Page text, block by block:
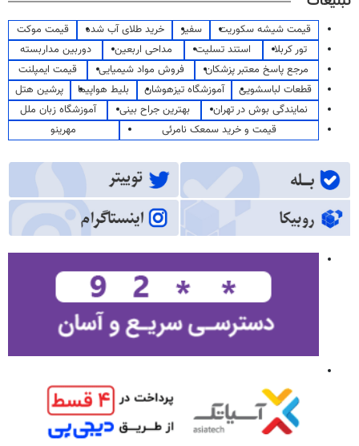
قیمت شیشه سکوریت سفیر خرید طلای آب شده
قیمت موکت
تور کربلا
استند تسلیت مداحی اربعین
دوربین مداربسته
مرجع پاسخ معتبر پزشکان
فروش مواد شیمیایی
قیمت ایمپلنت
قطعات لباسشویی
آموزشگاه تیزهوشان بلیط هواپیما
پرشین هتل
نمایندگی بوش در تهران
بهترین جراح بینی
آموزشگاه زبان ملل
قیمت و خرید سمعک نامرئی
مهرینو